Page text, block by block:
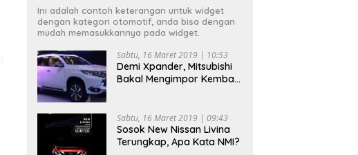
Ini adalah contoh keterangan untuk widget
dengan kategori otomotif, anda bisa dengan
mudah memasukkannya pada widget.
Sabtu, 16 Maret 2019 | 10:53
Demi Xpander, Mitsubishi
Bakal Mengimpor Kembali
Sabtu, 16 Maret 2019 | 09:43
Sosok New Nissan Livina
Terungkap, Apa Kata NMI?